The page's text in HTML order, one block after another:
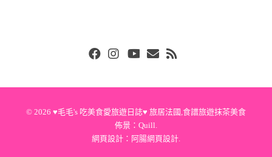
© 2026 ♥毛毛's 吃美食愛旅遊日誌♥ 旅居法國,食譜旅遊抹茶美食
佈景： Quill
網頁設計： 阿腸網頁設計